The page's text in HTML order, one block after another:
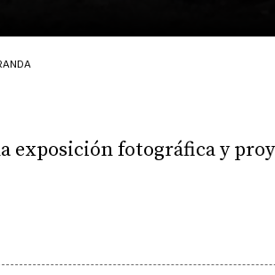
exposición fotográfica y